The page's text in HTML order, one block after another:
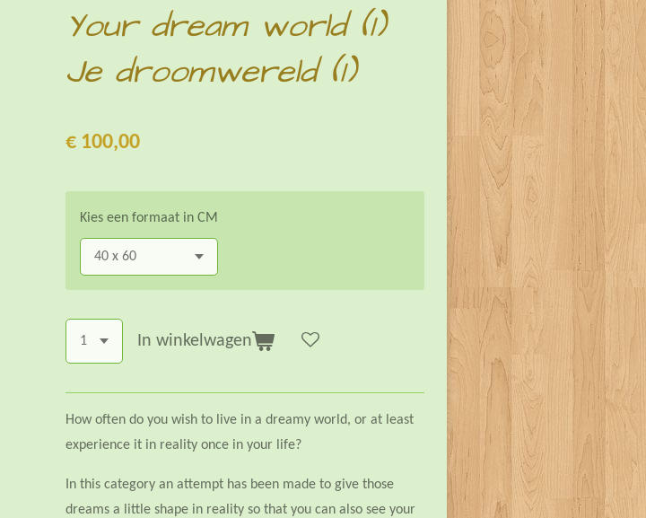
Your dream world (1)
Je droomwereld (1)
€ 100,00
Kies een formaat in CM
In winkelwagen
How often do you wish to live in a dreamy world, or at least
experience it in reality once in your life?
In this category an attempt has been made to give those
dreams a little shape in reality so that you can also see your